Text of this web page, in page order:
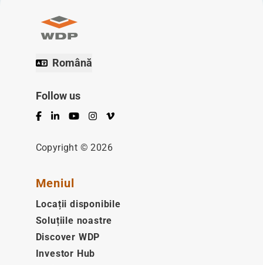
Română
Follow us
Facebook
LinkedInYouTubeInstagram
Vimeo
Copyright © 2026
Meniul
Locații disponibile
Soluțiile noastre
Discover WDP
Investor Hub